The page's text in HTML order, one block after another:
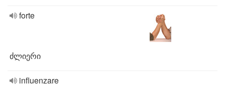
forte
ძლიერი
influenzare